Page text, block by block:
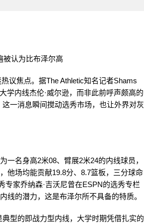
议焦点。据The Athletic知名记者Shams
学内线杰伦·威尔逊，而非此前呼声颇高的
一消息瞬间搅动选秀市场，也让外界对灰
一名身高2米08、臂展2米24的内线球员，
他场均能贡献19.8分、8.7篮板，三分球命
家乔纳森·吉沃尼曾在ESPN的选秀专栏
线的潜力，这是布泽尔所不具备的特质。
型的即战力型内线，大学时期凭借扎实的